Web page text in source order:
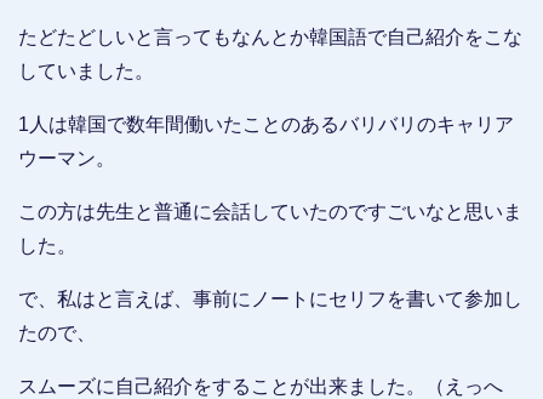
たどたどしいと言ってもなんとか韓国語で自己紹介をこな
していました。
1人は韓国で数年間働いたことのあるバリバリのキャリア
ウーマン。
この方は先生と普通に会話していたのですごいなと思いま
した。
で、私はと言えば、事前にノートにセリフを書いて参加し
たので、
スムーズに自己紹介をすることが出来ました。（えっへ